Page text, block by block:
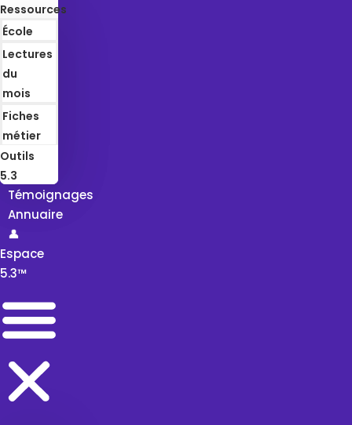
Ressources
École
Lectures
du
mois
Fiches
métier
Outils
5.3
Témoignages
Annuaire
👤
Espace
5.3™